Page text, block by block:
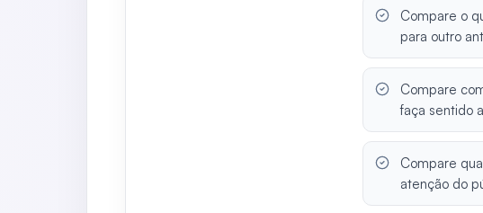
Compare o
para outro
Compare
faça sentido
Compare
atenção do